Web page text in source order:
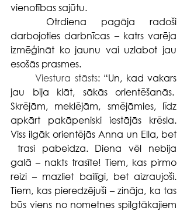
vienotības sajūtu.
darbojoties darbnīcas – katrs varēja
izmēģināt ko jaunu vai uzlabot jau
esošās prasmes.
Viestura stāsts: “Un, kad vakars
jau bija klāt, sākās orientēšanās.
Skrējām, meklējām, smējāmies, līdz
apkārt pakāpeniski iestājās krēsla.
Viss ilgāk orientējās Anna un Ella, bet
trasi pabeidza. Diena vēl nebija
galā – nakts trasīte! Tiem, kas pirmo
reizi – mazliet bailīgi, bet aizraujoši.
Tiem, kas pieredzējuši – zināja, ka tas
būs viens no nometnes spilgtākajiem